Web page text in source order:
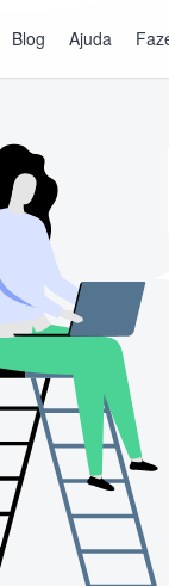
Blog Ajuda